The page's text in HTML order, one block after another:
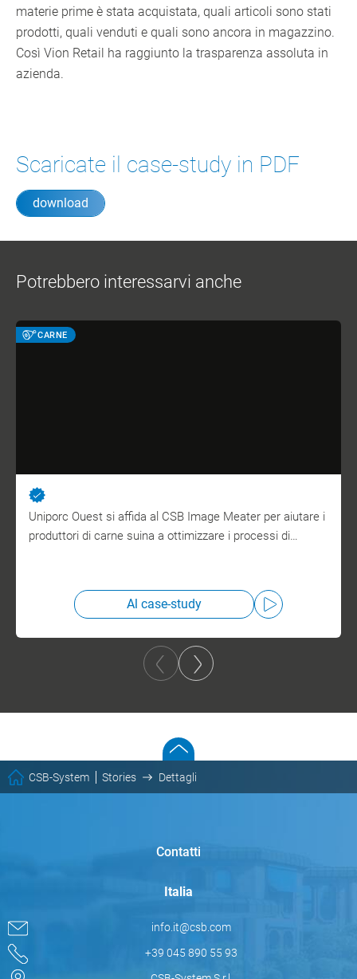
materie prime è stata acquistata, quali articoli sono stati
prodotti, quali venduti e quali sono ancora in magazzino.
Così Vion Retail ha raggiunto la trasparenza assoluta in
azienda.
Scaricate il case-study in PDF
download
Potrebbero interessarvi anche
CARNE
Uniporc Ouest si affida al CSB Image Meater per aiutare i
produttori di carne suina a ottimizzare i processi di…
Al case-study
CSB-System Stories Dettagli
Contatti
Italia
info.it@csb.com
+39 045 890 55 93